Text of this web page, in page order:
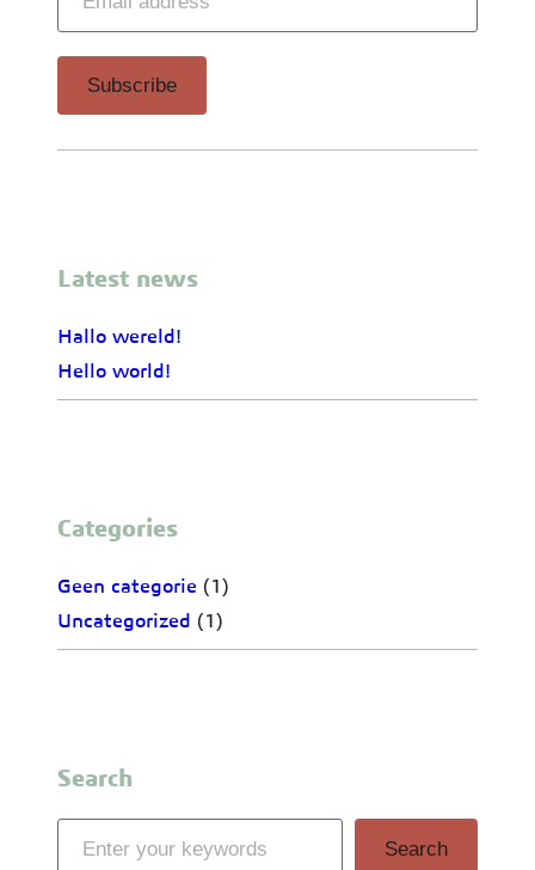
Latest news
Hallo wereld!
Hello world!
Categories
Geen categorie (1)
Uncategorized (1)
Search
Search